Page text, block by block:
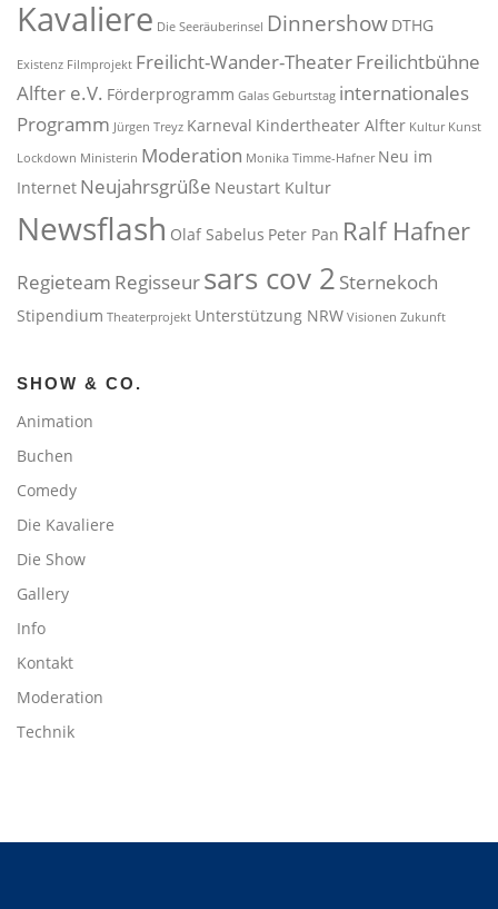
Kavaliere Die Seeräuberinsel Dinnershow DTHG
Existenz Filmprojekt Freilicht-Wander-TheaterFreilichtbühne
Alfter e.V. Förderprogramm Galas Geburtstag internationales
Programm Jürgen Treyz Karneval Kindertheater Alfter Kultur Kunst
Lockdown Ministerin Moderation Monika Timme-Hafner Neu im
Internet Neujahrsgrüße Neustart Kultur
Newsflash Olaf Sabelus Peter Pan Ralf Hafner
Regieteam Regisseursars cov 2 Sternekoch
Stipendium Theaterprojekt Unterstützung NRW Visionen Zukunft
SHOW & CO.
Animation
Buchen
Comedy
Die Kavaliere
Die Show
Gallery
Info
Kontakt
Moderation
Technik